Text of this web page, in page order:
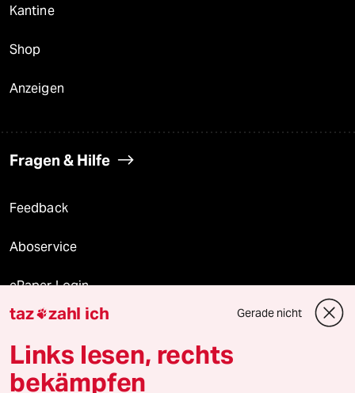
Kantine
Shop
Anzeigen
Fragen & Hilfe
Feedback
Aboservice
ePaper Login
Downloads für Abonnierende
taz zahl ich Gerade nicht
Links lesen, rechts
bekämpfen